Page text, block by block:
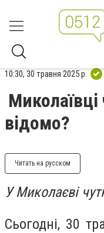
10:30, 30 травня 2025 р.
відомо?
Читать на русском
У Миколаєві
Сьогодні, 30